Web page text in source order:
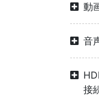
動
音
接